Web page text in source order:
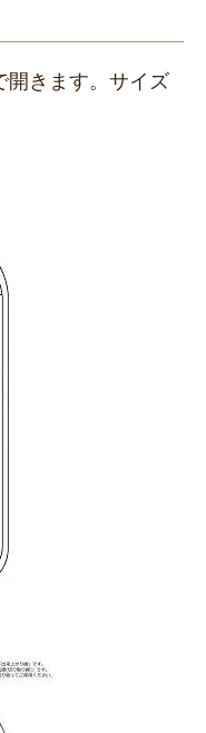
開きます。サイズ